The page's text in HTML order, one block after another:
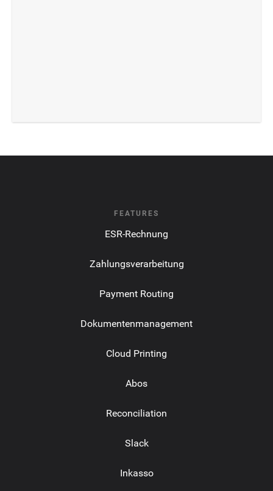
FEATURES
ESR-Rechnung
Zahlungsverarbeitung
Payment Routing
Dokumentenmanagement
Cloud Printing
Abos
Reconciliation
Slack
Inkasso